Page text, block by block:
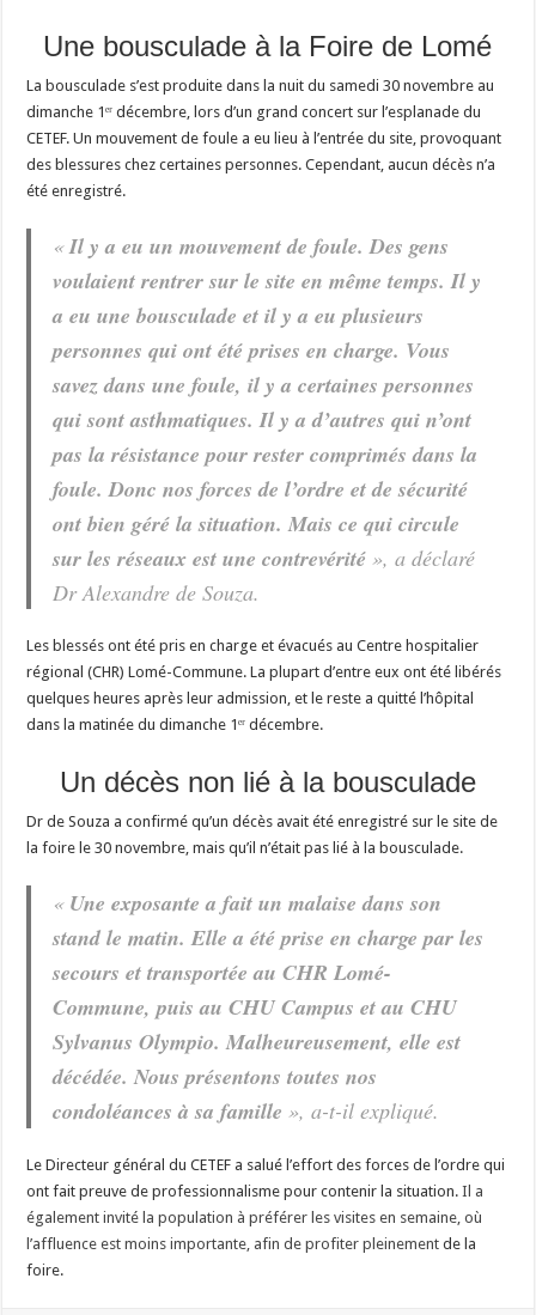
Une bousculade à la Foire de Lomé
La bousculade s’est produite dans la nuit du samedi 30 novembre au
dimanche 1ᵉʳ décembre, lors d’un grand concert sur l’esplanade du
CETEF. Un mouvement de foule a eu lieu à l’entrée du site, provoquant
des blessures chez certaines personnes. Cependant, aucun décès n’a
été enregistré.
«Il y a eu un mouvement de foule. Des gens
voulaient rentrer sur le site en même temps. Il y
a eu une bousculade et il y a eu plusieurs
personnes qui ont été prises en charge. Vous
savez dans une foule, il y a certaines personnes
qui sont asthmatiques. Il y a d’autres qui n’ont
pas la résistance pour rester comprimés dans la
foule. Donc nos forces de l’ordre et de sécurité
ont bien géré la situation. Mais ce qui circule
sur les réseaux est une contrevérité », a déclaré
Dr Alexandre de Souza.
Les blessés ont été pris en charge et évacués au Centre hospitalier
régional (CHR) Lomé-Commune. La plupart d’entre eux ont été libérés
quelques heures après leur admission, et le reste a quitté l’hôpital
dans la matinée du dimanche 1ᵉʳ décembre.
Un décès non lié à la bousculade
Dr de Souza a confirmé qu’un décès avait été enregistré sur le site de
la foire le 30 novembre, mais qu’il n’était pas lié à la bousculade.
«Une exposante a fait un malaise dans son
stand le matin. Elle a été prise en charge par les
secours et transportée au CHR Lomé-
Commune, puis au CHU Campus et au CHU
Sylvanus Olympio. Malheureusement, elle est
décédée. Nous présentons toutes nos
condoléances à sa famille », a-t-il expliqué.
Le Directeur général du CETEF a salué l’effort des forces de l’ordre qui
ont fait preuve de professionnalisme pour contenir la situation.Il a
également invité la population à préférer les visites en semaine, où
l’affluence est moins importante, afin de profiter pleinement de la
foire.